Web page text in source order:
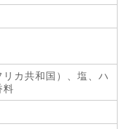
カ共和国）、塩、ハ
料